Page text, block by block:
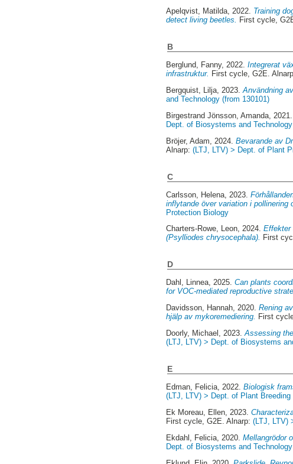
Apelqvist, Matilda, 2022. Training
detect living beetles. First cycle,
B
Berglund, Fanny, 2022.Integrerat
infrastruktur. First cycle, G2E.
Bergquist, Lilja , 2023.Användning
and Technology (from 130101)
Birgestrand Jönsson, Amanda ,
Dept. of Biosystems and
Bröjer, Adam , 2024.Bevarande av
Alnarp:(LTJ, LTV) > Dept. of Plant
C
Carlsson, Helena , 2023.
inflytande över variation i pollinering
Protection Biology
Charters-Rowe, Leon, 2024.Effekter
(Psylliodes chrysocephala). First
D
Dahl, Linnea, 2025.Can plants
for VOC-mediated reproductive
Davidsson, Hannah, 2020.Rening
hjälp av mykoremediering. First
Doorly, Michael , 2023.Assessing
(LTJ, LTV) > Dept. of Biosystems
E
Edman, Felicia, 2022.Biologisk
(LTJ, LTV) > Dept. of Plant Breeding
Ek Moreau, Ellen , 2023.
First cycle, G2E. Alnarp:(LTJ, LTV)
Ekdahl, Felicia , 2020.Mellangrödor
Dept. of Biosystems and